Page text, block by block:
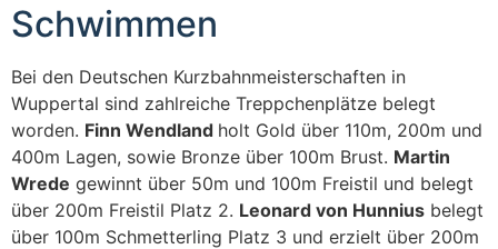
Schwimmen
Bei den Deutschen Kurzbahnmeisterschaften in
Wuppertal sind zahlreiche Treppchenplätze belegt
worden. Finn Wendland holt Gold über 110m, 200m und
400m Lagen, sowie Bronze über 100m Brust. Martin
Wrede gewinnt über 50m und 100m Freistil und belegt
über 200m Freistil Platz 2. Leonard von Hunnius belegt
über 100m Schmetterling Platz 3 und erzielt über 200m